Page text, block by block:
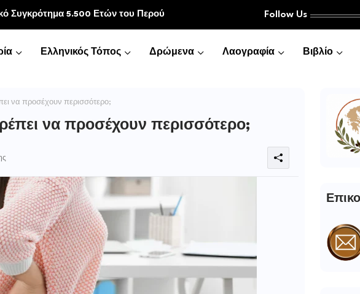
κοινωνία Follow Us
Ελληνικός Τόπος Δρώμενα Λαογραφία Βιβλίο
να προσέχουν περισσότερο;
να προσέχουν περισσότερο;